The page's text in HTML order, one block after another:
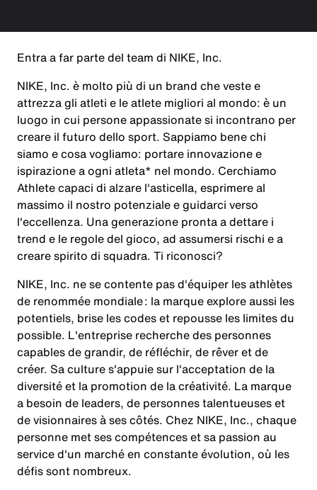
Entra a far parte del team di NIKE, Inc.
NIKE, Inc. è molto più di un brand che veste e
attrezza gli atleti e le atlete migliori al mondo: è un
luogo in cui persone appassionate si incontrano per
creare il futuro dello sport. Sappiamo bene chi
siamo e cosa vogliamo: portare innovazione e
ispirazione a ogni atleta* nel mondo. Cerchiamo
Athlete capaci di alzare l'asticella, esprimere al
massimo il nostro potenziale e guidarci verso
l'eccellenza. Una generazione pronta a dettare i
trend e le regole del gioco, ad assumersi rischi e a
creare spirito di squadra. Ti riconosci?
NIKE, Inc. ne se contente pas d'équiper les athlètes
de renommée mondiale : la marque explore aussi les
potentiels, brise les codes et repousse les limites du
possible. L'entreprise recherche des personnes
capables de grandir, de réfléchir, de rêver et de
créer. Sa culture s'appuie sur l'acceptation de la
diversité et la promotion de la créativité. La marque
a besoin de leaders, de personnes talentueuses et
de visionnaires à ses côtés. Chez NIKE, Inc., chaque
personne met ses compétences et sa passion au
service d'un marché en constante évolution, où les
défis sont nombreux.